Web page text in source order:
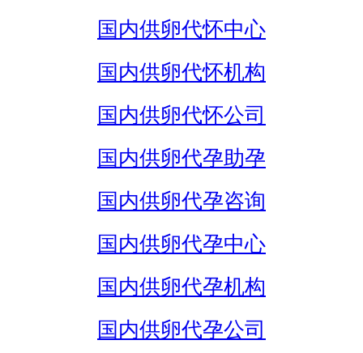
国内供卵代怀中心
国内供卵代怀机构
国内供卵代怀公司
国内供卵代孕助孕
国内供卵代孕咨询
国内供卵代孕中心
国内供卵代孕机构
国内供卵代孕公司